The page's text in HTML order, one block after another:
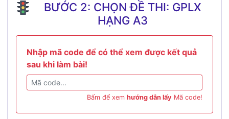
BƯỚC 2: CHỌN ĐỀ THI: GPLX
HẠNG A3
Nhập mã code để có thể xem được kết quả
sau khi làm bài!
Bấm để xem hướng dẫn lấy Mã code!